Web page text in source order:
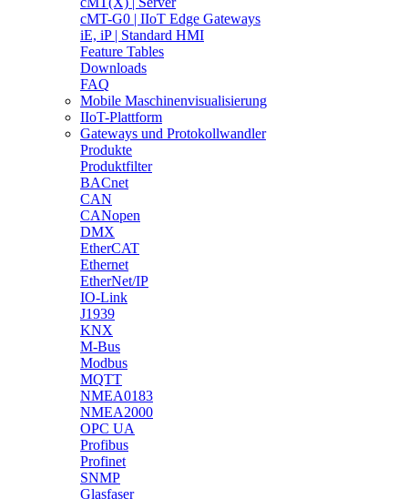
cMT-G0 | IIoT Edge Gateways
iE, iP | Standard HMI
Feature Tables
Downloads
FAQ
Mobile Maschinenvisualisierung
IIoT-Plattform
Gateways und Protokollwandler
Produkte
Produktfilter
BACnet
CAN
CANopen
DMX
EtherCAT
Ethernet
EtherNet/IP
IO-Link
J1939
KNX
M-Bus
Modbus
MQTT
NMEA0183
NMEA2000
OPC UA
Profibus
Profinet
SNMP
Glasfaser